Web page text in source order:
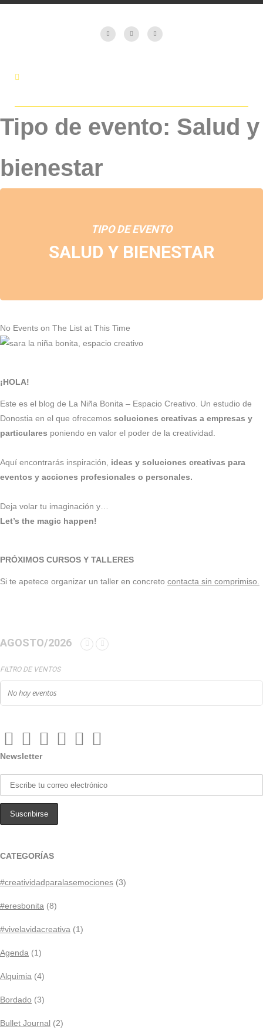
Tipo de evento: Salud y
bienestar
TIPO DE EVENTO
SALUD Y BIENESTAR
No Events on The List at This Time
¡HOLA!
Este es el blog de La Niña Bonita – Espacio Creativo. Un estudio de
Donostia en el que ofrecemos soluciones creativas a empresas y
particulares poniendo en valor el poder de la creatividad.
Aquí encontrarás inspiración,
ideas y soluciones creativas para
eventos y acciones profesionales o personales.
Deja volar tu imaginación y…
Let’s the magic happen!
PRÓXIMOS CURSOS Y TALLERES
Si te apetece organizar un taller en concreto contacta sin comprimiso.
AGOSTO/2026
FILTRO DE VENTOS
No hay eventos
Newsletter
CATEGORÍAS
#creatividadparalasemociones (3)
#eresbonita (8)
#vivelavidacreativa (1)
Agenda (1)
Alquimia (4)
Bordado (3)
Bullet Journal (2)